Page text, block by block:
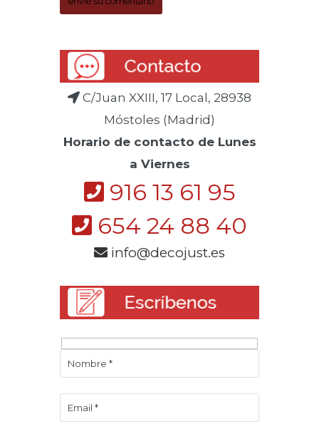
C/Juan XXIII, 17 Local, 28938
Móstoles (Madrid)
Horario de contacto de Lunes
a Viernes
916 13 61 95
654 24 88 40
info@decojust.es